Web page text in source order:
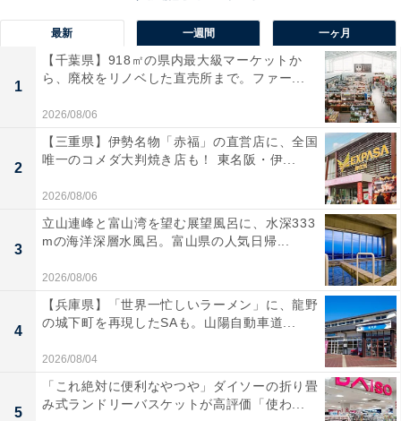
最新 一週間 一ヶ月
1
【千葉県】918㎡の県内最大級マーケットか
ら、廃校をリノベした直売所まで。ファー...
2026/08/06
2
【三重県】伊勢名物「赤福」の直営店に、全国
唯一のコメダ大判焼き店も！ 東名阪・伊...
2026/08/06
3
立山連峰と富山湾を望む展望風呂に、水深333
mの海洋深層水風呂。富山県の人気日帰...
2026/08/06
4
【兵庫県】「世界一忙しいラーメン」に、龍野
の城下町を再現したSAも。山陽自動車道...
2026/08/04
5
「これ絶対に便利なやつや」ダイソーの折り畳
み式ランドリーバスケットが高評価「使わ...